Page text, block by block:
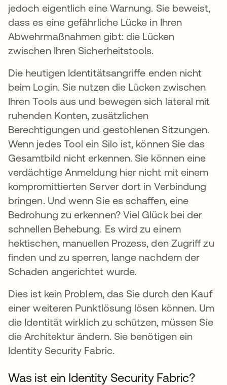
jedoch eigentlich eine Warnung. Sie beweist,
dass es eine gefährliche Lücke in Ihren
Abwehrmaßnahmen gibt: die Lücken
zwischen Ihren Sicherheitstools.
Die heutigen Identitätsangriffe enden nicht
beim Login. Sie nutzen die Lücken zwischen
Ihren Tools aus und bewegen sich lateral mit
ruhenden Konten, zusätzlichen
Berechtigungen und gestohlenen Sitzungen.
Wenn jedes Tool ein Silo ist, können Sie das
Gesamtbild nicht erkennen. Sie können eine
verdächtige Anmeldung hier nicht mit einem
kompromittierten Server dort in Verbindung
bringen. Und wenn Sie es schaffen, eine
Bedrohung zu erkennen? Viel Glück bei der
schnellen Behebung. Es wird zu einem
hektischen, manuellen Prozess, den Zugriff zu
finden und zu sperren, lange nachdem der
Schaden angerichtet wurde.
Dies ist kein Problem, das Sie durch den Kauf
einer weiteren Punktlösung lösen können. Um
die Identität wirklich zu schützen, müssen Sie
die Architektur ändern. Sie benötigen ein
Identity Security Fabric.
Was ist ein Identity Security Fabric?